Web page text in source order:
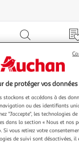
noisette, avoine
de protéger vos données
stockons et accédons à des
ou des identifiants
"J'accepte", les technologies
dans la section « Nous et nos
Si vous retirez votre
de suivi sont désactivées, il